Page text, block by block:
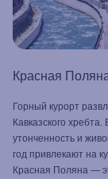
Красная
Горный курорт
Кавказского
утонченность и
год привлекают на
Красная Поляна —